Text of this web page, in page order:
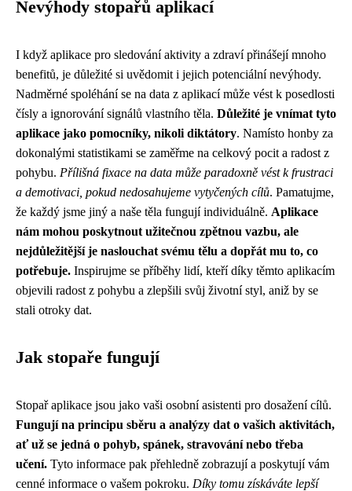
Nevýhody stopařů aplikací
I když aplikace pro sledování aktivity a zdraví přinášejí mnoho
benefitů, je důležité si uvědomit i jejich potenciální nevýhody.
Nadměrné spoléhání se na data z aplikací může vést k posedlosti
čísly a ignorování signálů vlastního těla. Důležité je vnímat tyto
aplikace jako pomocníky, nikoli diktátory. Namísto honby za
dokonalými statistikami se zaměřme na celkový pocit a radost z
pohybu. Přílišná fixace na data může paradoxně vést k frustraci
a demotivaci, pokud nedosahujeme vytyčených cílů. Pamatujme,
že každý jsme jiný a naše těla fungují individuálně. Aplikace
nám mohou poskytnout užitečnou zpětnou vazbu, ale
nejdůležitější je naslouchat svému tělu a dopřát mu to, co
potřebuje. Inspirujme se příběhy lidí, kteří díky těmto aplikacím
objevili radost z pohybu a zlepšili svůj životní styl, aniž by se
stali otroky dat.
Jak stopaře fungují
Stopař aplikace jsou jako vaši osobní asistenti pro dosažení cílů.
Fungují na principu sběru a analýzy dat o vašich aktivitách,
ať už se jedná o pohyb, spánek, stravování nebo třeba
učení. Tyto informace pak přehledně zobrazují a poskytují vám
cenné informace o vašem pokroku. Díky tomu získáváte lepší